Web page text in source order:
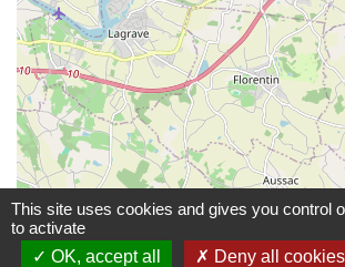
© OpenStreetMap
This site uses cookies and gives you control
to activate
OK, accept all
Deny all cookies